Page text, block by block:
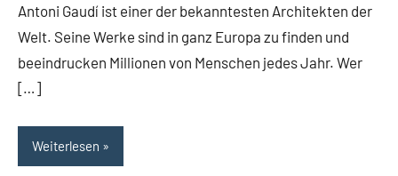
Antoni Gaudí ist einer der bekanntesten Architekten der
Welt. Seine Werke sind in ganz Europa zu finden und
beeindrucken Millionen von Menschen jedes Jahr. Wer
[…]
Weiterlesen